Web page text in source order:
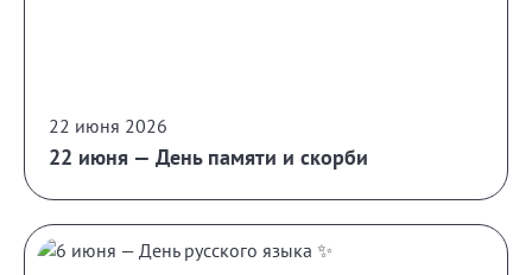
22 июня 2026
22 июня — День памяти и скорби